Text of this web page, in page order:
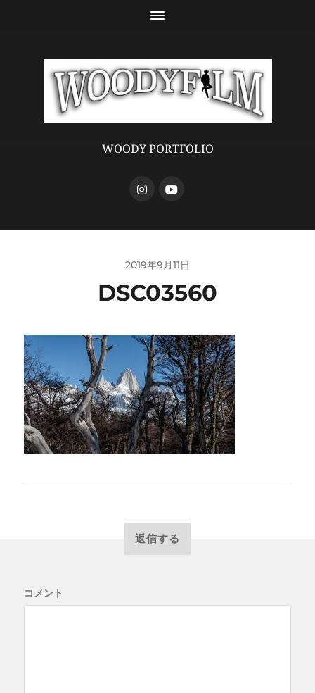
WOODY PORTFOLIO
2019年9月11日
DSC03560
返信する
コメント